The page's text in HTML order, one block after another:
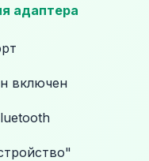
адаптера
включен